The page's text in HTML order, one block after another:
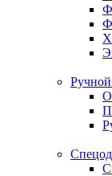
Ручной